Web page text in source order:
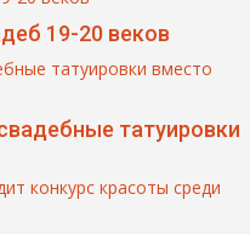
19-20 веков
татуировки